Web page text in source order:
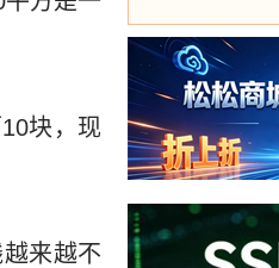
块，现
来越不